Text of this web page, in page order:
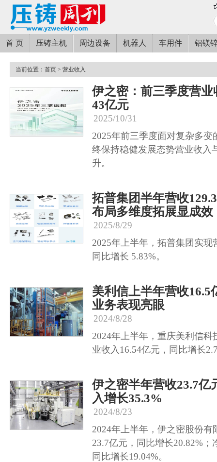
首 页 压铸主机 周边设备 机器人 车用件 铝镁
当前位置： 首页 > 营业收入
伊之密：前三季度营业
43亿元
2025/10/31
2025年前三季度面对复杂多
终保持稳健发展态势营业收入
升。
拓普集团半年营收
布局多维度拓展显成效
2025/8/29
2025年上半年，拓普集团实现
同比增长 5.83%。
美利信上半年营收16.5
业务表现亮眼
2024/8/28
2024年上半年，重庆美利信
业收入16.54亿元，同比增长
伊之密半年营收23.7亿
入增长35.3%
2024/8/23
2024年上半年，伊之密股份有
23.7亿元，同比增长20.82%；
同比增长19.04%。